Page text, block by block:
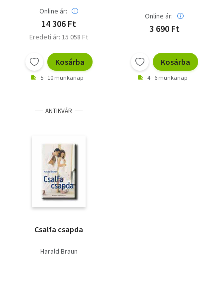
- Gast, Klaus - Hein-
Mooren, Klaus­Dieter -
Onken, Björn - Sanke,
Markus - Adamski, Peter -
Sénécheau, Miriam - Braun,
Nadja - Bühler, Arnold -
Brückner, Dieter - Werner,
Kerstin - Focke, Harald -
Daniel
Online ár:
14 306 Ft
Eredeti ár: 15 058 Ft
Kosárba
5 - 10 munkanap
tranzit, Tudok még
szeretni!, Tudok még
Online ár:
3 690 Ft
Kosárba
4 - 6 munkanap
ANTIKVÁR
Csalfa csapda
Harald Braun